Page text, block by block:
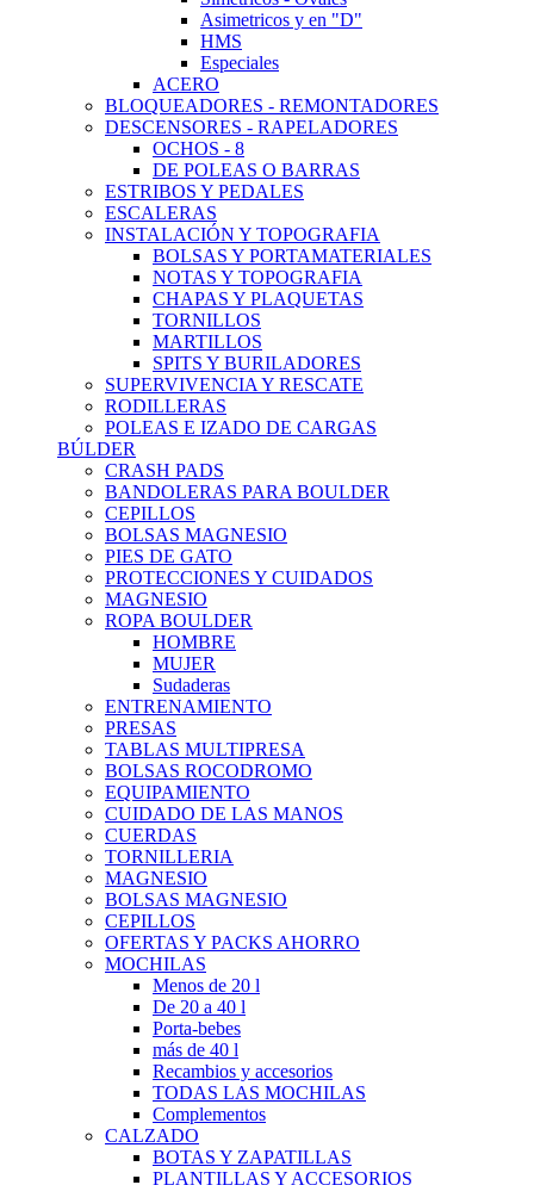
Asimetricos y en "D"
HMS
Especiales
ACERO
BLOQUEADORES - REMONTADORES
DESCENSORES - RAPELADORES
OCHOS - 8
DE POLEAS O BARRAS
ESTRIBOS Y PEDALES
ESCALERAS
INSTALACIÓN Y TOPOGRAFIA
BOLSAS Y PORTAMATERIALES
NOTAS Y TOPOGRAFIA
CHAPAS Y PLAQUETAS
TORNILLOS
MARTILLOS
SPITS Y BURILADORES
SUPERVIVENCIA Y RESCATE
RODILLERAS
POLEAS E IZADO DE CARGAS
BÚLDER
CRASH PADS
BANDOLERAS PARA BOULDER
CEPILLOS
BOLSAS MAGNESIO
PIES DE GATO
PROTECCIONES Y CUIDADOS
MAGNESIO
ROPA BOULDER
HOMBRE
MUJER
Sudaderas
ENTRENAMIENTO
PRESAS
TABLAS MULTIPRESA
BOLSAS ROCODROMO
EQUIPAMIENTO
CUIDADO DE LAS MANOS
CUERDAS
TORNILLERIA
MAGNESIO
BOLSAS MAGNESIO
CEPILLOS
OFERTAS Y PACKS AHORRO
MOCHILAS
Menos de 20 l
De 20 a 40 l
Porta-bebes
más de 40 l
Recambios y accesorios
TODAS LAS MOCHILAS
Complementos
CALZADO
BOTAS Y ZAPATILLAS
PLANTILLAS Y ACCESORIOS